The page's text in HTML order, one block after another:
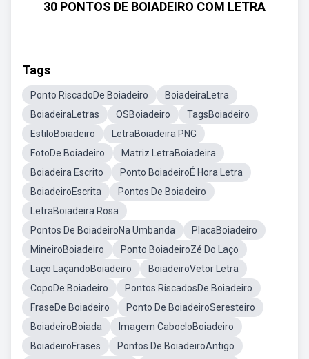
30 PONTOS DE BOIADEIRO COM LETRA
Tags
Ponto RiscadoDe Boiadeiro
BoiadeiraLetra
BoiadeiraLetras
OSBoiadeiro
TagsBoiadeiro
EstiloBoiadeiro
LetraBoiadeira PNG
FotoDe Boiadeiro
Matriz LetraBoiadeira
Boiadeira Escrito
Ponto BoiadeiroÉ Hora Letra
BoiadeiroEscrita
Pontos De Boiadeiro
LetraBoiadeira Rosa
Pontos De BoiadeiroNa Umbanda
PlacaBoiadeiro
MineiroBoiadeiro
Ponto BoiadeiroZé Do Laço
Laço LaçandoBoiadeiro
BoiadeiroVetor Letra
CopoDe Boiadeiro
Pontos RiscadosDe Boiadeiro
FraseDe Boiadeiro
Ponto De BoiadeiroSeresteiro
BoiadeiroBoiada
Imagem CabocloBoiadeiro
BoiadeiroFrases
Pontos De BoiadeiroAntigo